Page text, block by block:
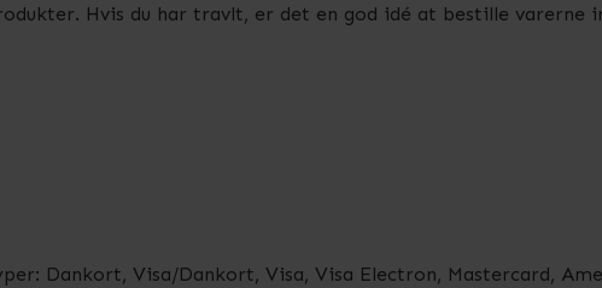
Hvis du har travlt, er det en god idé at bestille varerne
Dankort, Visa/Dankort, Visa, Visa Electron, Mastercard,